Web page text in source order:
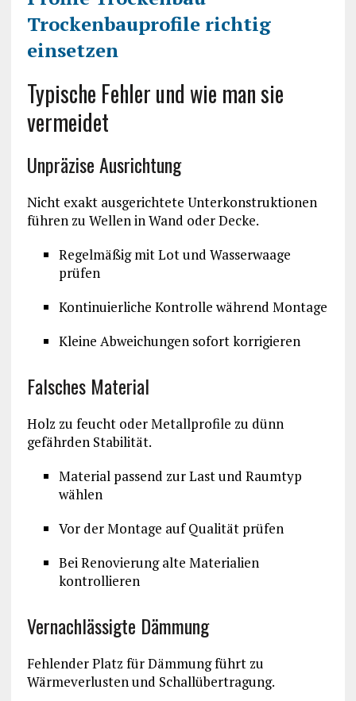
Trockenbauprofile richtig
einsetzen
Typische Fehler und wie man sie
vermeidet
Unpräzise Ausrichtung
Nicht exakt ausgerichtete Unterkonstruktionen
führen zu Wellen in Wand oder Decke.
Regelmäßig mit Lot und Wasserwaage
prüfen
Kontinuierliche Kontrolle während Montage
Kleine Abweichungen sofort korrigieren
Falsches Material
Holz zu feucht oder Metallprofile zu dünn
gefährden Stabilität.
Material passend zur Last und Raumtyp
wählen
Vor der Montage auf Qualität prüfen
Bei Renovierung alte Materialien
kontrollieren
Vernachlässigte Dämmung
Fehlender Platz für Dämmung führt zu
Wärmeverlusten und Schallübertragung.